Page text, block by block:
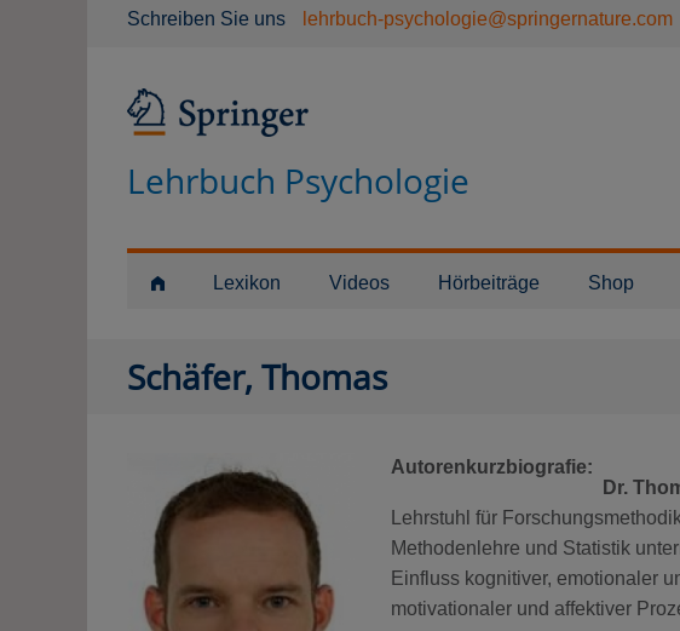
Schreiben Sie uns lehrbuch-psychologie@springernature.com
Lehrbuch Psychologie
Lexikon Videos Hörbeiträge Shop
Schäfer, Thomas
Autorenkurzbiografie
Dr.
Lehrstuhl für
Methodenlehre und Statistik
Einfluss kognitiver, emotionaler
motivationaler und affektiver